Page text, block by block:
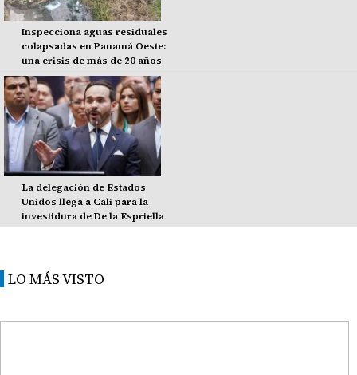
Inspecciona aguas residuales
colapsadas en Panamá Oeste:
una crisis de más de 20 años
La delegación de Estados
Unidos llega a Cali para la
investidura de De la Espriella
LO MÁS VISTO